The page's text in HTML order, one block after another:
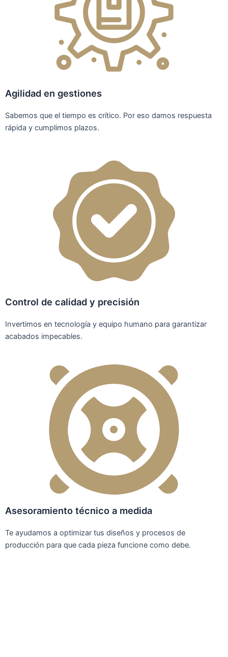
Agilidad en gestiones
Sabemos que el tiempo es crítico. Por eso damos respuesta
rápida y cumplimos plazos.
Control de calidad y precisión
Invertimos en tecnología y equipo humano para garantizar
acabados impecables.
Asesoramiento técnico a medida
Te ayudamos a optimizar tus diseños y procesos de
producción para que cada pieza funcione como debe.